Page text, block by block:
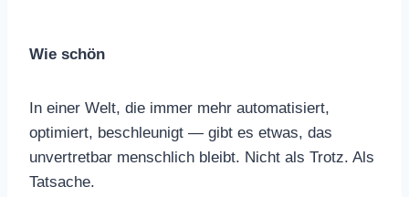
Wie schön
In einer Welt, die immer mehr automatisiert,
optimiert, beschleunigt — gibt es etwas, das
unvertretbar menschlich bleibt. Nicht als Trotz. Als
Tatsache.